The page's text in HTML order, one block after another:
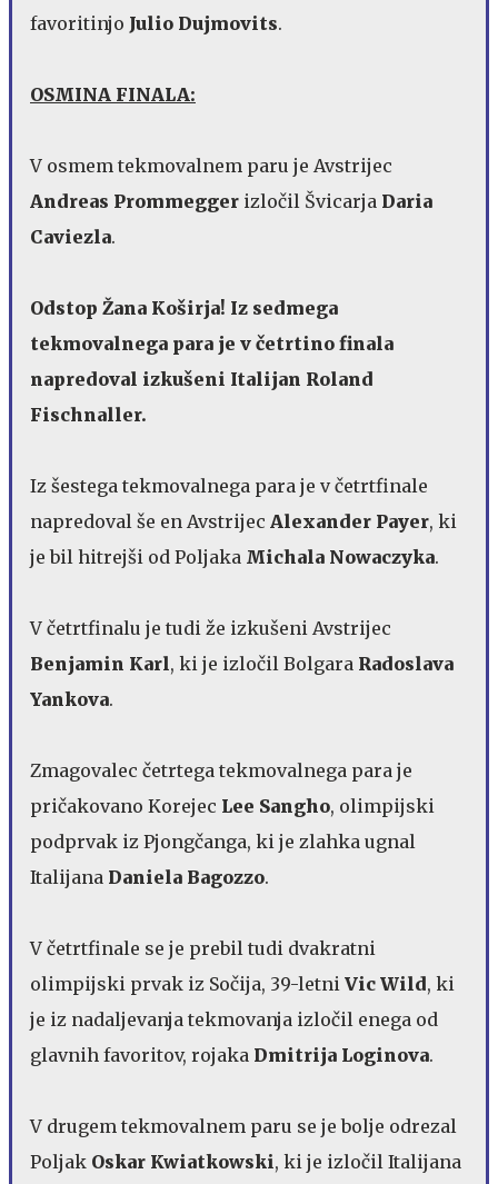
favoritinjo Julio Dujmovits.
OSMINA FINALA:
V osmem tekmovalnem paru je Avstrijec
Andreas Prommegger izločil Švicarja Daria
Caviezla.
Odstop Žana Koširja! Iz sedmega
tekmovalnega para je v četrtino finala
napredoval izkušeni Italijan Roland
Fischnaller.
Iz šestega tekmovalnega para je v četrtfinale
napredoval še en Avstrijec Alexander Payer, ki
je bil hitrejši od Poljaka Michala Nowaczyka.
V četrtfinalu je tudi že izkušeni Avstrijec
Benjamin Karl, ki je izločil Bolgara Radoslava
Yankova.
Zmagovalec četrtega tekmovalnega para je
pričakovano Korejec Lee Sangho, olimpijski
podprvak iz Pjongčanga, ki je zlahka ugnal
Italijana Daniela Bagozzo.
V četrtfinale se je prebil tudi dvakratni
olimpijski prvak iz Sočija, 39-letni Vic Wild, ki
je iz nadaljevanja tekmovanja izločil enega od
glavnih favoritov, rojaka Dmitrija Loginova.
V drugem tekmovalnem paru se je bolje odrezal
Poljak Oskar Kwiatkowski, ki je izločil Italijana